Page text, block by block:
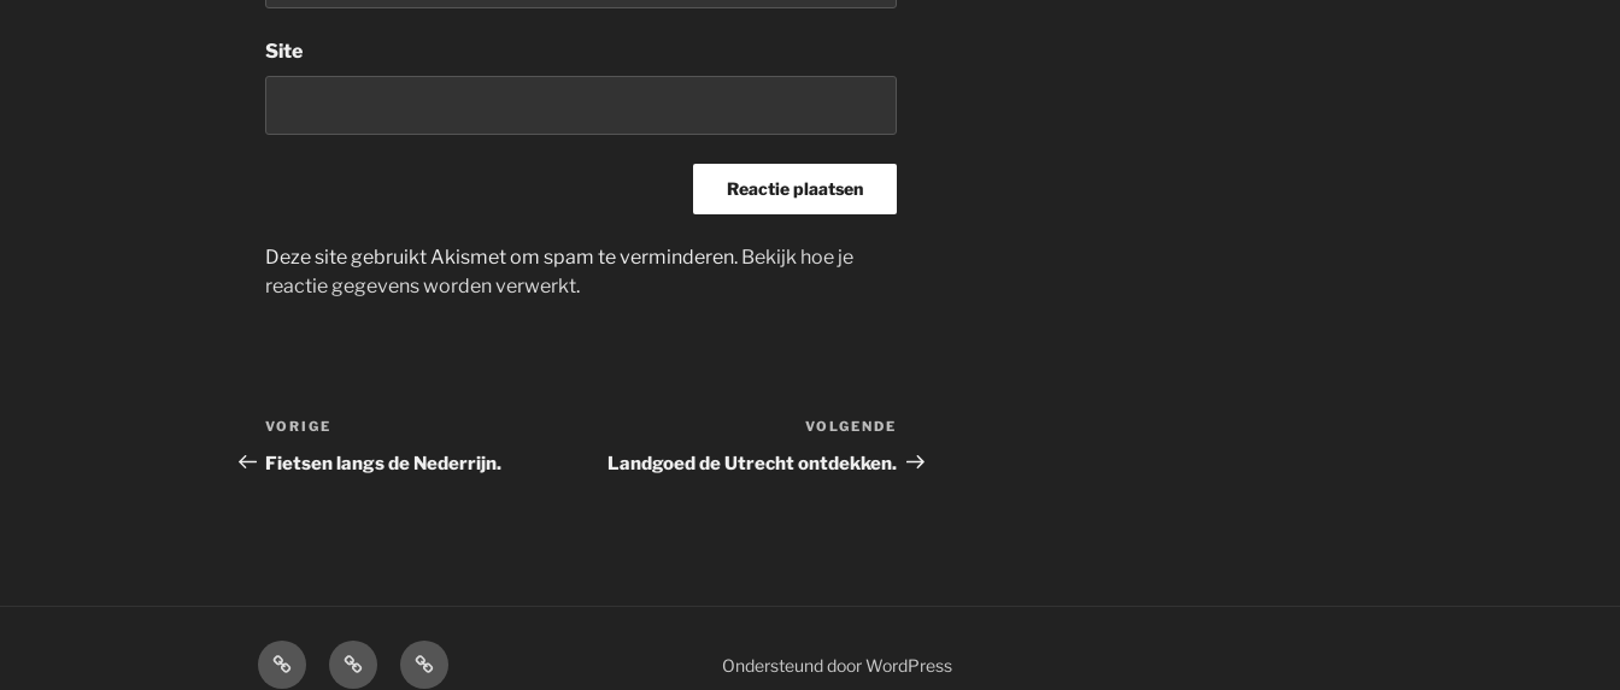
Site
Deze site gebruikt Akismet om spam te verminderen. Bekijk hoe je
reactie gegevens worden verwerkt.
Bericht
navigatie
Vorig
bericht
VORIGE
Fietsen langs de Nederrijn.
bericht
VOLGENDE
Landgoed de Utrecht ontdekken.
Home
Over
mij.
Disclaimer. Ondersteund door WordPress